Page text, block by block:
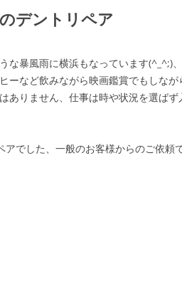
デントリペア
な暴風雨に横浜もなっています(^_^;)
ーなど飲みながら映画鑑賞でもしな
ありません、仕事は時や状況を選ばず
でした、一般のお客様からのご依頼で